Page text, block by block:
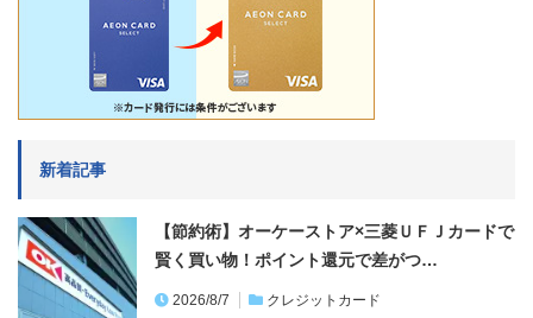
新着記事
【節約術】オーケーストア×三菱ＵＦＪカードで
賢く買い物！ポイント還元で差がつ…
2026/8/7 クレジットカード